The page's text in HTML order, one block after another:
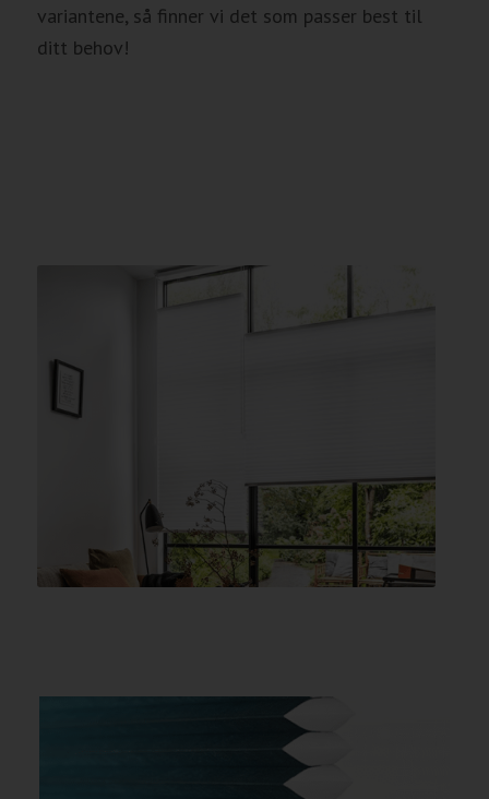
variantene, så finner vi det som passer best til
ditt behov!